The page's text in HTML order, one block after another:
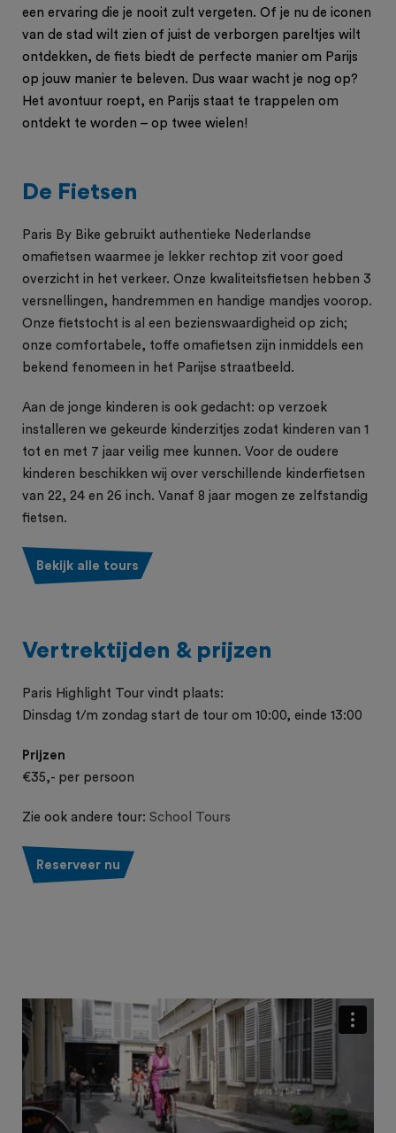
een ervaring die je nooit zult vergeten. Of je nu de iconen
van de stad wilt zien of juist de verborgen pareltjes wilt
ontdekken, de fiets biedt de perfecte manier om Parijs
op jouw manier te beleven. Dus waar wacht je nog op?
Het avontuur roept, en Parijs staat te trappelen om
ontdekt te worden – op twee wielen!
De Fietsen
Paris By Bike gebruikt authentieke Nederlandse
omafietsen waarmee je lekker rechtop zit voor goed
overzicht in het verkeer. Onze kwaliteitsfietsen hebben 3
versnellingen, handremmen en handige mandjes voorop.
Onze fietstocht is al een bezienswaardigheid op zich;
onze comfortabele, toffe omafietsen zijn inmiddels een
bekend fenomeen in het Parijse straatbeeld.
Aan de jonge kinderen is ook gedacht: op verzoek
installeren we gekeurde kinderzitjes zodat kinderen van 1
tot en met 7 jaar veilig mee kunnen. Voor de oudere
kinderen beschikken wij over verschillende kinderfietsen
van 22, 24 en 26 inch. Vanaf 8 jaar mogen ze zelfstandig
fietsen.
Bekijk alle tours
Vertrektijden & prijzen
Paris Highlight Tour vindt plaats:
Dinsdag t/m zondag start de tour om 10:00, einde 13:00
Prijzen
€35,- per persoon
Zie ook andere tour: School Tours
Reserveer nu